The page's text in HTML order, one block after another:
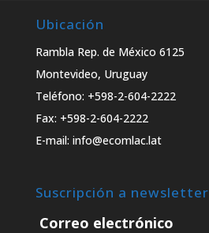
Ubicación
Rambla Rep. de México 6125
Montevideo, Uruguay
Teléfono: +598-2-604-2222
Fax: +598-2-604-2222
E-mail: info@ecomlac.lat
Suscripción a newsletter
Correo electrónico